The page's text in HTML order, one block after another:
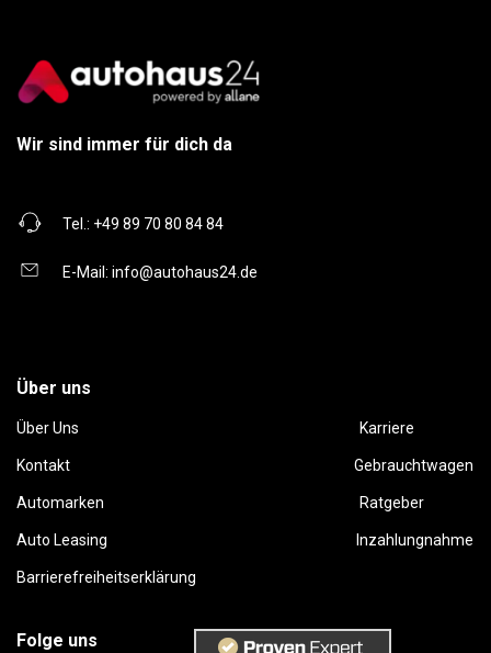
Wir sind immer für dich da
Tel.: +49 89 70 80 84 84
E-Mail: info@autohaus24.de
Über uns
Über Uns Karriere
Kontakt Gebrauchtwagen
Automarken Ratgeber
Auto Leasing Inzahlungnahme
Barrierefreiheitserklärung
Folge uns